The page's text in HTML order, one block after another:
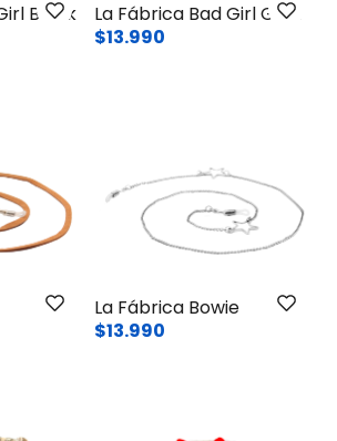
Black
La Fábrica Bad Girl Gold
$13.990
La Fábrica Bowie
$13.990